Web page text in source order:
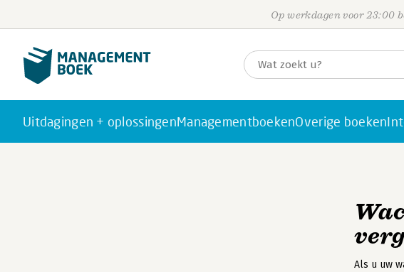
Op werkdagen voor 23:00
Uitdagingen + oplossingenManagementboekenOverige boeken
Als u uw